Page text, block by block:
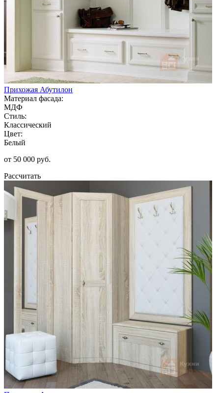
Прихожая Абутилон
Материал фасада:
МДФ
Стиль:
Классический
Цвет:
Белый
от 50 000 руб.
Рассчитать